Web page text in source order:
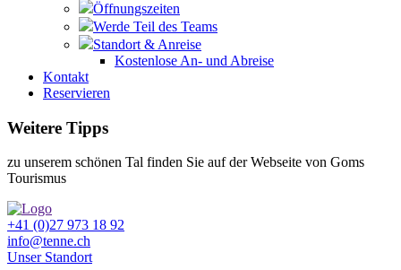
Öffnungszeiten
Werde Teil des Teams
Standort & Anreise
Kostenlose An- und Abreise
Kontakt
Reservieren
Weitere Tipps
zu unserem schönen Tal finden Sie auf der Webseite von Goms
Tourismus
+41 (0)27 973 18 92
info@tenne.ch
Unser Standort